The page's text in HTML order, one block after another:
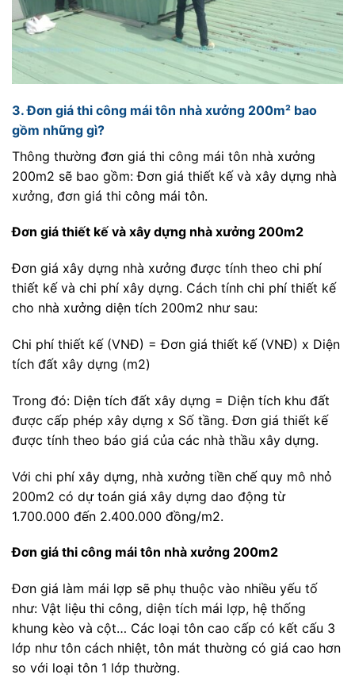
3. Đơn giá thi công mái tôn nhà xưởng 200m² bao
gồm những gì?
Thông thường đơn giá thi công mái tôn nhà xưởng
200m2 sẽ bao gồm: Đơn giá thiết kế và xây dựng nhà
xưởng, đơn giá thi công mái tôn.
Đơn giá thiết kế và xây dựng nhà xưởng 200m2
Đơn giá xây dựng nhà xưởng được tính theo chi phí
thiết kế và chi phí xây dựng. Cách tính chi phí thiết kế
cho nhà xưởng diện tích 200m2 như sau:
Chi phí thiết kế (VNĐ) = Đơn giá thiết kế (VNĐ) x Diện
tích đất xây dựng (m2)
Trong đó: Diện tích đất xây dựng = Diện tích khu đất
được cấp phép xây dựng x Số tầng. Đơn giá thiết kế
được tính theo báo giá của các nhà thầu xây dựng.
Với chi phí xây dựng, nhà xưởng tiền chế quy mô nhỏ
200m2 có dự toán giá xây dựng dao động từ
1.700.000 đến 2.400.000 đồng/m2.
Đơn giá thi công mái tôn nhà xưởng 200m2
Đơn giá làm mái lợp sẽ phụ thuộc vào nhiều yếu tố
như: Vật liệu thi công, diện tích mái lợp, hệ thống
khung kèo và cột… Các loại tôn cao cấp có kết cấu 3
lớp như tôn cách nhiệt, tôn mát thường có giá cao hơn
so với loại tôn 1 lớp thường.